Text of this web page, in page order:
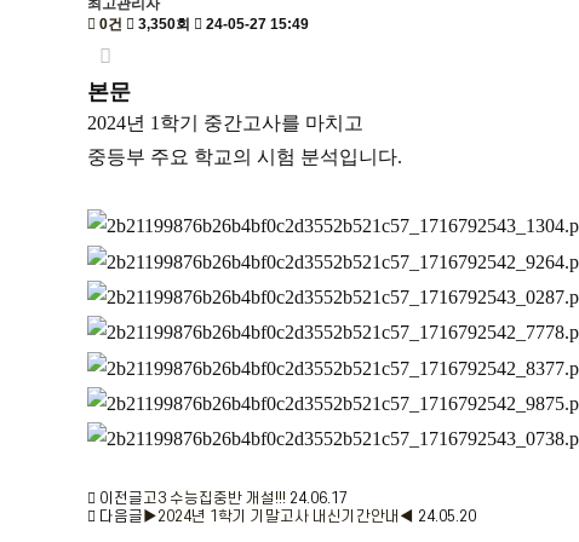
최고관리자
0건
3,350회 24-05-27 15:49
본문
2024년 1 학기 중간고사를 마치고
중등부 주요 학교의 시험 분석입니다.
이전글고3 수능집중반 개설!!! 24.06.17
다음글 ▶2024년 1학기 기말고사 내신기간안내◀ 24.05.20